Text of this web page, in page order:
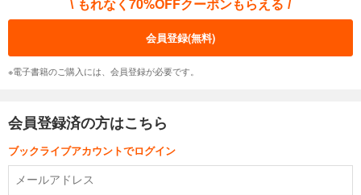
\ /
会員登録(無料)
※電子書籍のご購入には、会員登録が必要です。
会員登録済の方はこちら
ブックライブアカウントでログイン